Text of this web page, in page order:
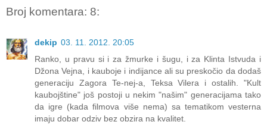
Broj komentara: 8:
dekip 03. 11. 2012. 20:05
Ranko, u pravu si i za žmurke i šugu, i za Klinta Istvuda i
Džona Vejna, i kauboje i indijance ali su preskočio da dodaš
generaciju Zagora Te-nej-a, Teksa Vilera i ostalih. "Kult
kaubojštine" još postoji u nekim "našim" generacijama tako
da igre (kada filmova više nema) sa tematikom vesterna
imaju dobar odziv bez obzira na kvalitet.